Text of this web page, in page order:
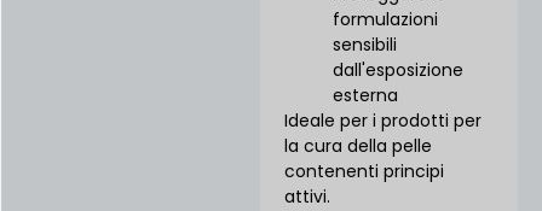
formulazioni
sensibili
dall'esposizione
esterna
Ideale per i prodotti per
la cura della pelle
contenenti principi
attivi.